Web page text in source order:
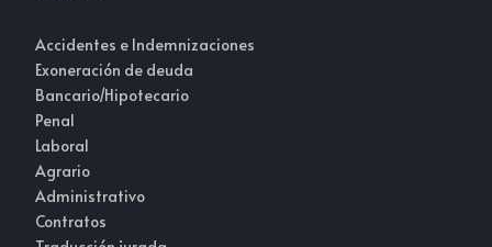
Accidentes e Indemnizaciones
Exoneración de deuda
Bancario/Hipotecario
Penal
Laboral
Agrario
Administrativo
Contratos